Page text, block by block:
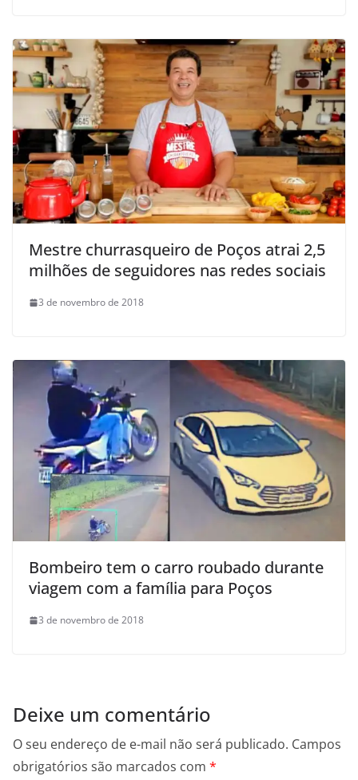
Mestre churrasqueiro de Poços atrai 2,5
milhões de seguidores nas redes sociais
3 de novembro de 2018
Bombeiro tem o carro roubado durante
viagem com a família para Poços
3 de novembro de 2018
Deixe um comentário
O seu endereço de e-mail não será publicado. Campos
obrigatórios são marcados com *